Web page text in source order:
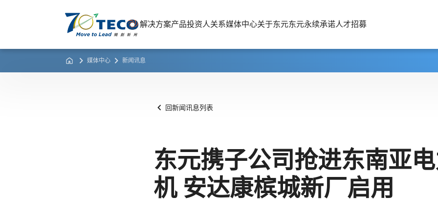
解决方案产品投资人关系媒体中心关于东元东元永续承诺人才招募
媒体中心 新闻讯息
回新闻讯息列表
东元携子公司抢进东南亚
机 安达康槟城新厂启用